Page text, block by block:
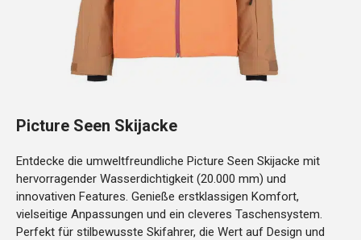
Picture Seen Skijacke
Entdecke die umweltfreundliche Picture Seen Skijacke mit
hervorragender Wasserdichtigkeit (20.000 mm) und
innovativen Features. Genieße erstklassigen Komfort,
vielseitige Anpassungen und ein cleveres Taschensystem.
Perfekt für stilbewusste Skifahrer, die Wert auf Design und